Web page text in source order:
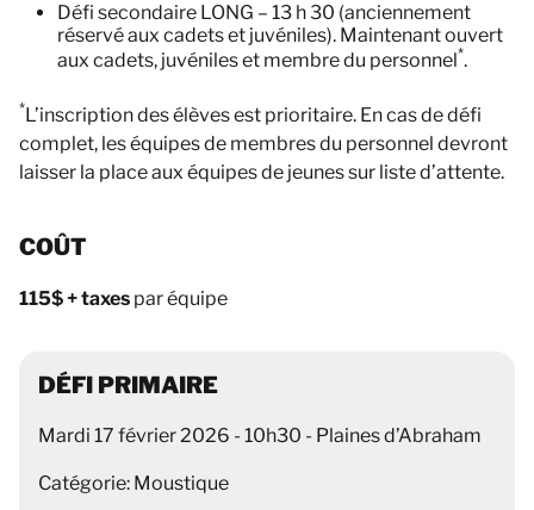
Défi secondaire LONG – 13 h 30 (anciennement
réservé aux cadets et juvéniles). Maintenant ouvert
aux cadets, juvéniles et membre du personnel*.
*L’inscription des élèves est prioritaire. En cas de défi
complet, les équipes de membres du personnel devront
laisser la place aux équipes de jeunes sur liste d’attente.
COÛT
115$ + taxes par équipe
DÉFI PRIMAIRE
Mardi 17 février 2026 - 10h30 - Plaines d’Abraham
Catégorie: Moustique